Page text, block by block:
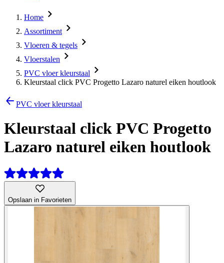
Home
Assortiment
Vloeren & tegels
Vloerstalen
PVC vloer kleurstaal
Kleurstaal click PVC Progetto Lazaro naturel eiken houtlook
PVC vloer kleurstaal
Kleurstaal click PVC Progetto
Lazaro naturel eiken houtlook
Opslaan in Favorieten